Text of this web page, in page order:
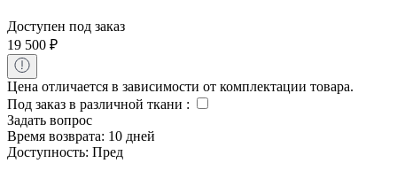
Доступен под заказ
19 500 ₽
Цена отличается в зависимости от комплектации товара.
Под заказ в различной ткани :
Задать вопрос
Время возврата: 10 дней
Доступность: Пред